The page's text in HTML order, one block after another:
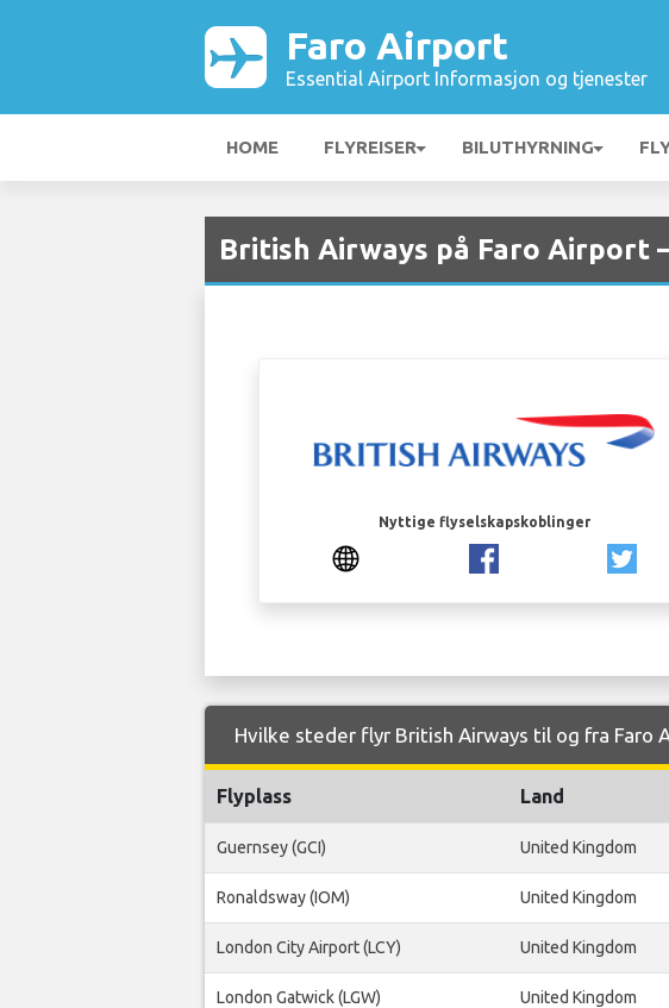
Faro Airport
Essential Airport Informasjon og tjenester
HOME FLYREISER BILUTHYRNING
British Airways på Faro Airport
Nyttige flyselskapskoblinger
Hvilke steder flyr British Airways til og fra Faro
Flyplass Land
Guernsey (GCI) United Kingdom
Ronaldsway (IOM) United Kingdom
London City Airport (LCY) United Kingdom
London Gatwick (LGW) United Kingdom